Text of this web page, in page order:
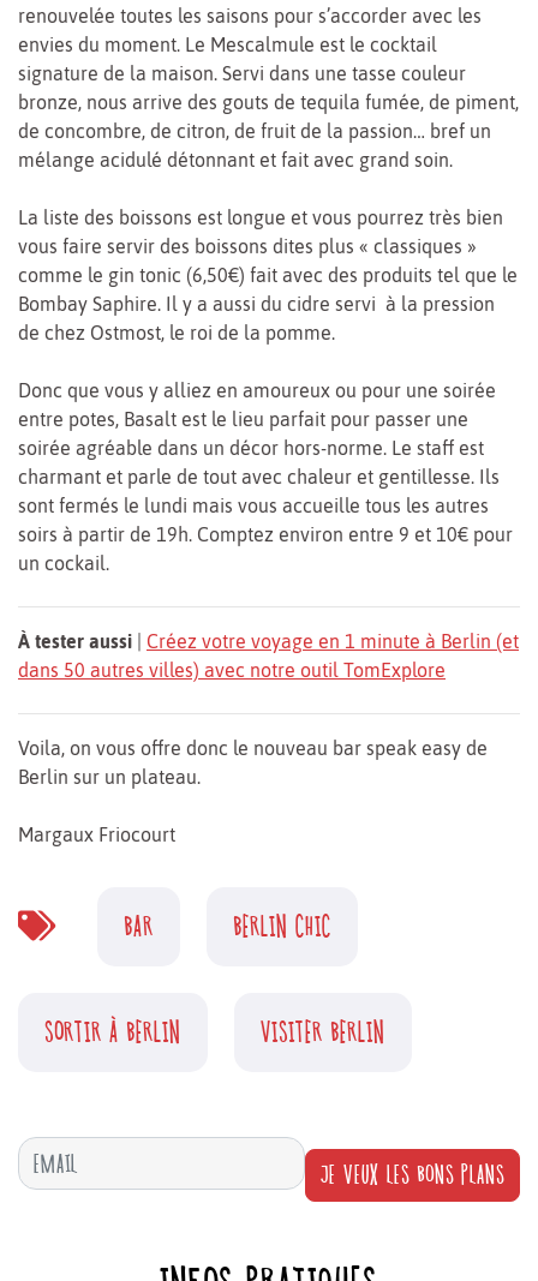
renouvelée toutes les saisons pour s’accorder avec les
envies du moment. Le Mescalmule est le cocktail
signature de la maison. Servi dans une tasse couleur
bronze, nous arrive des gouts de tequila fumée, de piment,
de concombre, de citron, de fruit de la passion… bref un
mélange acidulé détonnant et fait avec grand soin.
La liste des boissons est longue et vous pourrez très bien
vous faire servir des boissons dites plus « classiques »
comme le gin tonic (6,50€) fait avec des produits tel que le
Bombay Saphire. Il y a aussi du cidre servi à la pression
de chez Ostmost, le roi de la pomme.
Donc que vous y alliez en amoureux ou pour une soirée
entre potes, Basalt est le lieu parfait pour passer une
soirée agréable dans un décor hors-norme. Le staff est
charmant et parle de tout avec chaleur et gentillesse. Ils
sont fermés le lundi mais vous accueille tous les autres
soirs à partir de 19h. Comptez environ entre 9 et 10€ pour
un cockail.
À tester aussi
Créez votre voyage en 1 minute à Berlin (et
dans 50 autres villes) avec notre outil TomExplore
Voila, on vous offre donc le nouveau bar speak easy de
Berlin sur un plateau.
Margaux Friocourt
BAR BERLIN CHIC
SORTIR À BERLIN VISITER BERLIN
JE VEUX LES BONS PLANS